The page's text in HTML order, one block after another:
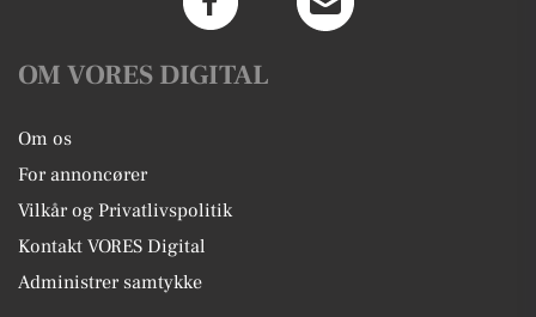
OM VORES DIGITAL
Om os
For annoncører
Vilkår og Privatlivspolitik
Kontakt VORES Digital
Administrer samtykke